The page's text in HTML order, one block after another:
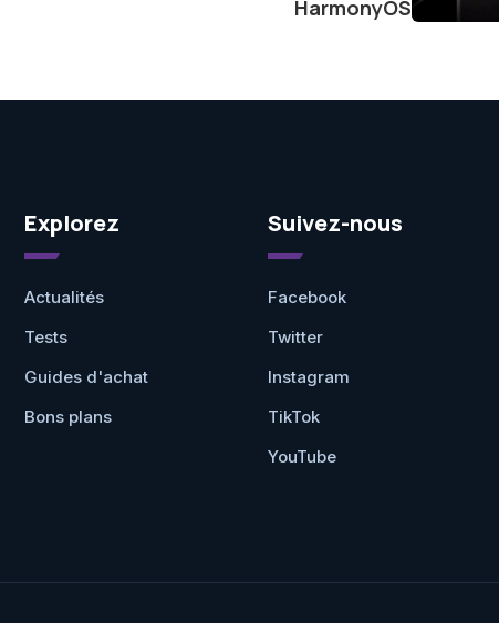
HarmonyOS
Explorez
Actualités
Tests
Guides d'achat
Bons plans
Suivez-nous
Facebook
Twitter
Instagram
TikTok
YouTube